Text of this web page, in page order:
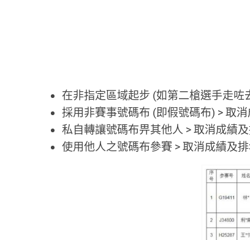
在非指定區域起步 (如第二槍選手走
採用非賽事號碼布 (即假號碼布) > 取
私自轉讓號碼布畀其他人 > 取消成績
使用他人之號碼布參賽 > 取消成績及